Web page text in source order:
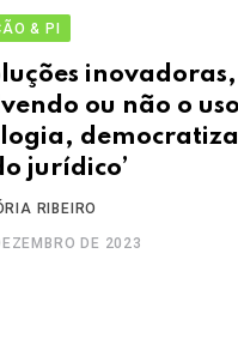
& PI
inovadoras,
ou não o
jurídico’
RIBEIRO
DE 2023